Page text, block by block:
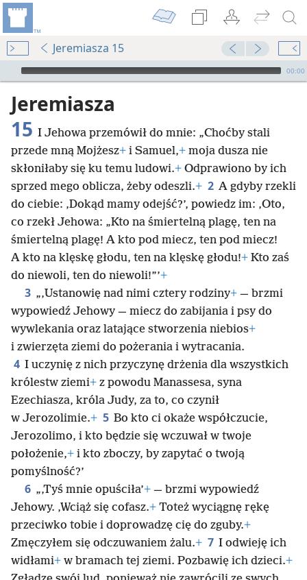
Jeremiasza 15
Audio Player
00:00
Jeremiasza
15 I Jehowa przemówił do mnie: „Choćby stali
przede mną Mojżesz+ i Samuel,+ moja dusza nie
skłoniłaby się ku temu ludowi.+ Odprawiono by ich
sprzed mego oblicza, żeby odeszli.+ 2 A gdyby rzekli
do ciebie: ‚Dokąd mamy odejść?’, powiedz im: ‚Oto,
co rzekł Jehowa: „Kto na śmiertelną plagę, ten na
śmiertelną plagę! A kto pod miecz, ten pod miecz!
A kto na klęskę głodu, ten na klęskę głodu!+ Kto zaś
do niewoli, ten do niewoli!”’+
3 „‚Ustanowię nad nimi cztery rodziny+ — brzmi
wypowiedź Jehowy — miecz do zabijania i psy do
wywlekania oraz latające stworzenia niebios+
i zwierzęta ziemi do pożerania i wytracania.
4 I uczynię z nich przyczynę drżenia dla wszystkich
królestw ziemi+ z powodu Manassesa, syna
Ezechiasza, króla Judy, za to, co czynił
w Jerozolimie.+ 5 Bo kto ci okaże współczucie,
Jerozolimo, i kto będzie się wczuwał w twoje
położenie,+ i kto zboczy, by zapytać o twoją
pomyślność?’
6 „‚Tyś mnie opuściła’+ — brzmi wypowiedź
Jehowy. ‚Wciąż się cofasz.+ Toteż wyciągnę rękę
przeciwko tobie i doprowadzę cię do zguby.+
Zmęczyłem się odczuwaniem żalu.+ 7 I odwieję ich
widłami+ w bramach tej ziemi. Pozbawię ich dzieci.+